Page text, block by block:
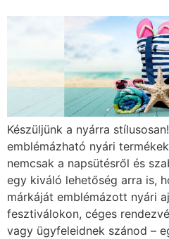
Készüljünk a nyárra
emblémázható nyári
nemcsak a napsütésről és
egy kiváló lehetőség arra is,
márkáját emblémázott nyári
fesztiválokon, céges
vagy ügyfeleidnek szánod –